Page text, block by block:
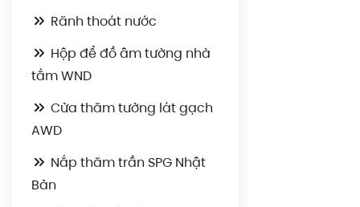
Rãnh thoát nước
Hộp để đồ âm tường nhà
tắm WND
Cửa thăm tường lát gạch
AWD
Nắp thăm trần SPG Nhật
Bản